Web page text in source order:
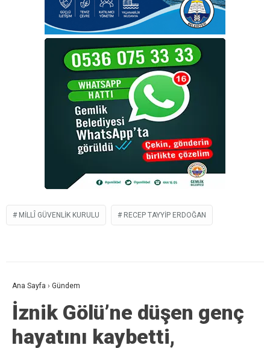
MILLÎ GÜVENLIK KURULU RECEP TAYYIP ERDOĞAN
Ana Sayfa › Gündem
İznik Gölü’ne düşen genç
hayatını kaybetti,